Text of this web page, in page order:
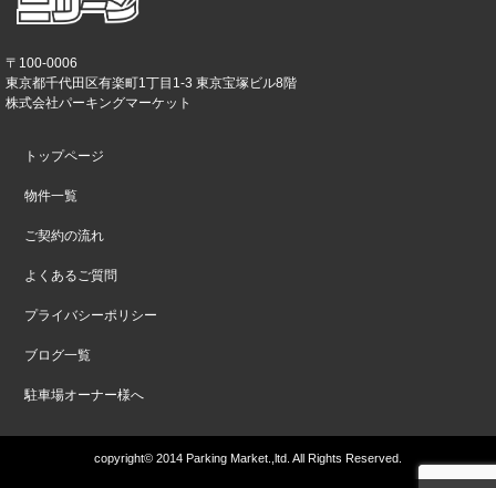
〒100-0006
東京都千代田区有楽町1丁目1-3 東京宝塚ビル8階
株式会社パーキングマーケット
トップページ
物件一覧
ご契約の流れ
よくあるご質問
プライバシーポリシー
ブログ一覧
駐車場オーナー様へ
copyright© 2014 Parking Market.,ltd. All Rights Reserved.